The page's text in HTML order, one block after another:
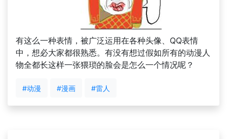
有这么一种表情，被广泛运用在各种头像、QQ表情
中，想必大家都很熟悉。有没有想过假如所有的动漫人
物全都长这样一张猥琐的脸会是怎么一个情况呢？
#动漫 #漫画 #雷人